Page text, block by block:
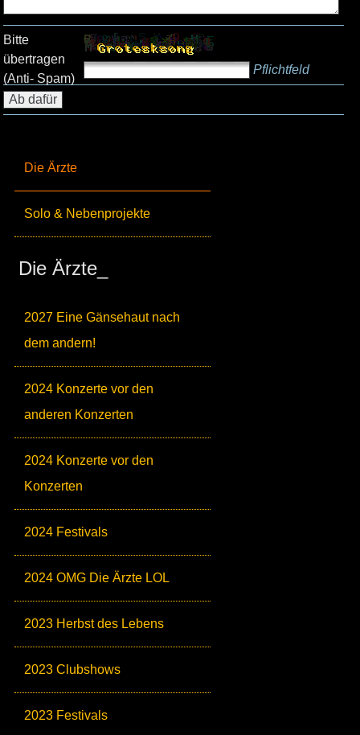
Die Ärzte
Solo & Nebenprojekte
Die Ärzte_
2027 Eine Gänsehaut nach
dem andern!
2024 Konzerte vor den
anderen Konzerten
2024 Konzerte vor den
Konzerten
2024 Festivals
2024 OMG Die Ärzte LOL
2023 Herbst des Lebens
2023 Clubshows
2023 Festivals
Bitte
übertragen
(Anti- Spam)
Pflichtfeld